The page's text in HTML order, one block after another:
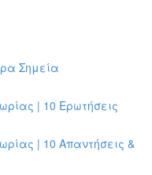
Σημεία
| 10 Ερωτήσεις
| 10 Απαντήσεις &